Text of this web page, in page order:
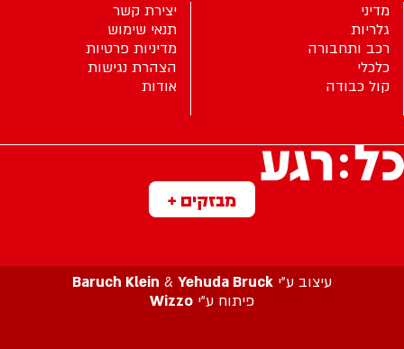
מבזקים +
מדיני
גלריות
רכב ותחבורה
כלכלי
קול כבודה
יצירת קשר
תנאי שימוש
מדיניות פרטיות
הצהרת נגישות
אודות
עיצוב ע”י Baruch Klein & Yehuda Bruck
פיתוח ע”י Wizzo